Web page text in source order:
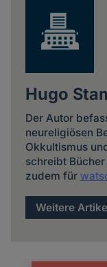
Hugo
Der Autor
neureligiösen
Okkultismus
schreibt
zudem für
Weitere